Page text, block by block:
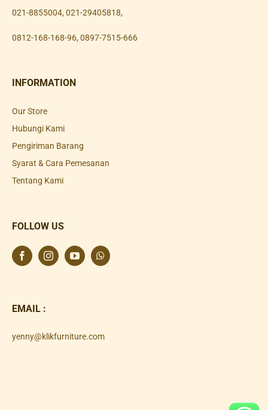
021-8855004, 021-29405818,
0812-168-168-96, 0897-7515-666
INFORMATION
Our Store
Hubungi Kami
Pengiriman Barang
Syarat & Cara Pemesanan
Tentang Kami
FOLLOW US
EMAIL :
yenny@klikfurniture.com